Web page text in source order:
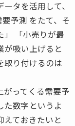
タを活用して、
予測 をたて、そ
」 「小売りが最
が吸い上げると
取り付けるのは
がってくる需要予
た数字というよ
えておきたいと